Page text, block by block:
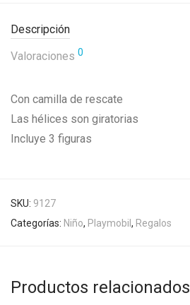
Descripción
Valoraciones 0
Con camilla de rescate
Las hélices son giratorias
Incluye 3 figuras
SKU: 9127
Categorías: Niño, Playmobil, Regalos
Productos relacionados